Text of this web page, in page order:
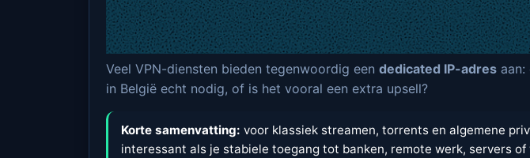
Veel VPN-diensten bieden tegenwoordig een dedicated IP-adresaan:
in België echt nodig, of is het vooral een extra upsell?
Korte samenvatting: voor klassiek streamen, torrents en algemene
interessant als je stabiele toegang tot banken, remote werk, servers